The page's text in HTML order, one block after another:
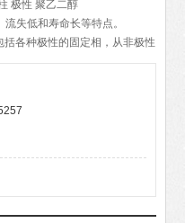
极性 聚乙二醇
失低和寿命长等特点。
各种极性的固定相，从非极性
现性。